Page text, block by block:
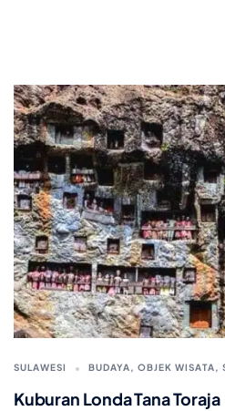
SULAWESI BUDAYA, OBJEK WISATA,
Kuburan Londa Tana Toraja